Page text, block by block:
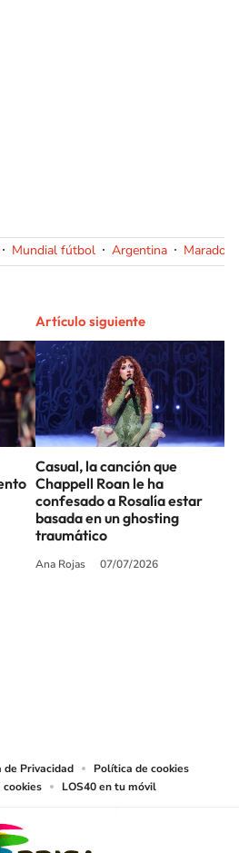
Mundial fútbol Argentina Maradona
Artículo siguiente
Casual, la canción que
Chappell Roan le ha
confesado a Rosalía estar
basada en un ghosting
traumático
Ana Rojas 07/07/2026
de Privacidad
Política de cookies
cookies
LOS40 en tu móvil